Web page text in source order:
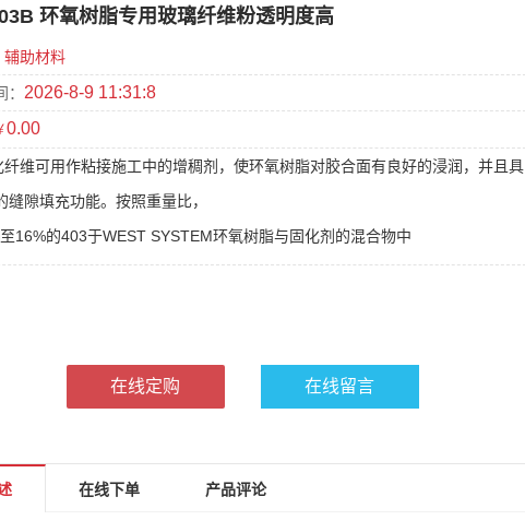
环氧树脂专用玻璃纤维粉透明度高
辅助材料
2026-8-9 11:31:8
0.00
维可用作粘接施工中的增稠剂，使环氧树脂对胶合面有良好的浸润，并且具
缝隙填充功能。按照重量比，
16%的403于WEST SYSTEM环氧树脂与固化剂的混合物中
在线定购 在线留言
在线下单 产品评论